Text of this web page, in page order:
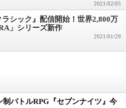
2021/02/05
シック』配信開始！世界2,800万
」シリーズ新作
2021/01/29
制バトルRPG『セブンナイツ』今